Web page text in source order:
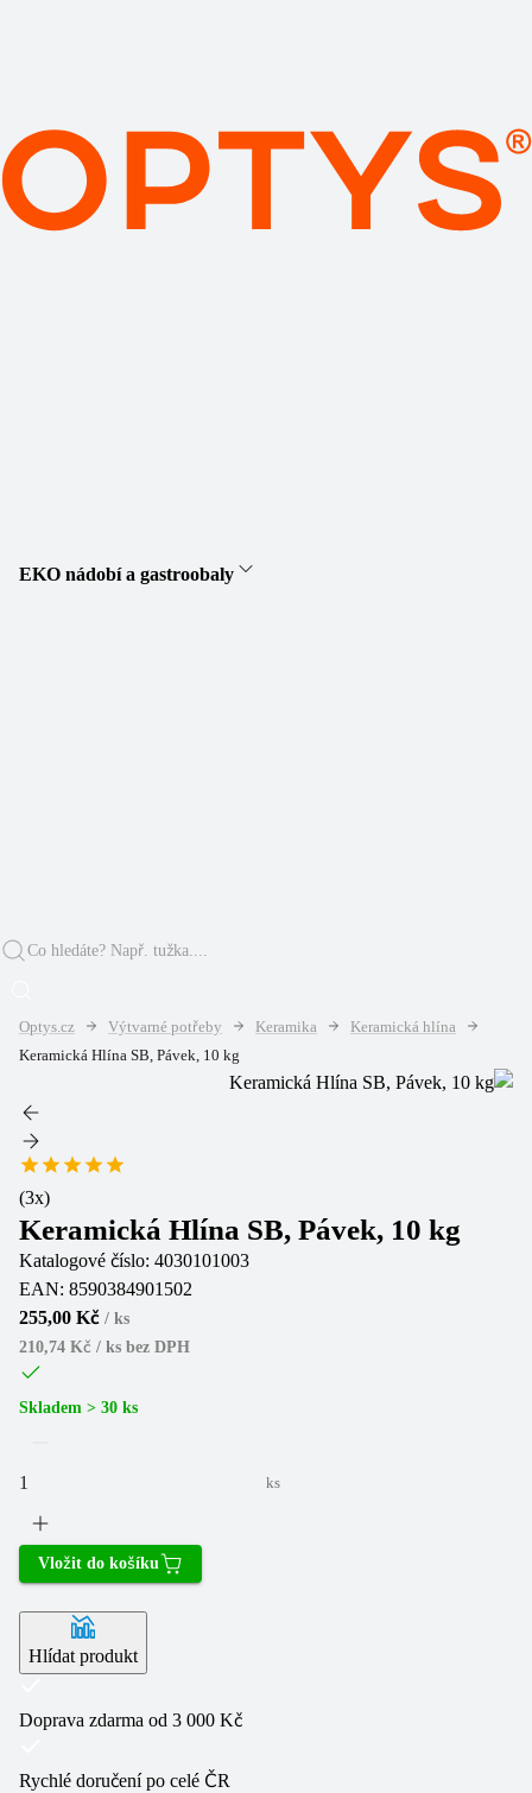
EKO nádobí a gastroobaly
Optys.cz Výtvarné potřeby Keramika
Keramická hlína
Keramická Hlína SB, Pávek, 10 kg
(3x)
Keramická Hlína SB, Pávek, 10 kg
Katalogové číslo: 4030101003
EAN: 8590384901502
255,00 Kč / ks
210,74 Kč / ks bez DPH
Skladem > 30 ks
ks
Vložit do košíku
Hlídat produkt
Doprava zdarma od 3 000 Kč
Rychlé doručení po celé ČR